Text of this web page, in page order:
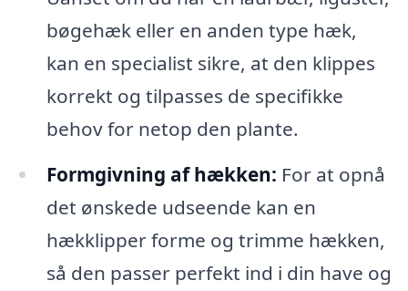
bøgehæk eller en anden type hæk,
kan en specialist sikre, at den klippes
korrekt og tilpasses de specifikke
behov for netop den plante.
Formgivning af hækken: For at opnå
det ønskede udseende kan en
hækklipper forme og trimme hækken,
så den passer perfekt ind i din have og